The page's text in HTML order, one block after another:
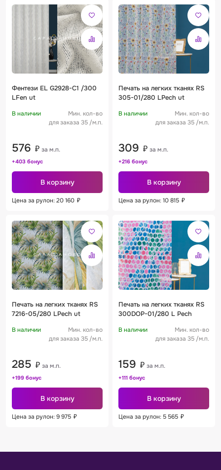
Фентези EL G2928-C1 /300
LFen ut
В наличии
Мин. кол-во
для заказа 35 /м.п.
576 ₽ за м.п.
+403 бонус
В корзину
Цена за рулон: 20 160 ₽
Печать на легких тканях RS
305-01/280 LPech ut
В наличии
Мин. кол-во
для заказа 35 /м.п.
309 ₽ за м.п.
+216 бонус
В корзину
Цена за рулон: 10 815 ₽
Печать на легких тканях RS
7216-05/280 LPech ut
В наличии
Мин. кол-во
для заказа 35 /м.п.
285 ₽ за м.п.
+199 бонус
В корзину
Цена за рулон: 9 975 ₽
Печать на легких тканях RS
300DOP-01/280 L Pech
В наличии
Мин. кол-во
для заказа 35 /м.п.
159 ₽ за м.п.
+111 бонус
В корзину
Цена за рулон: 5 565 ₽